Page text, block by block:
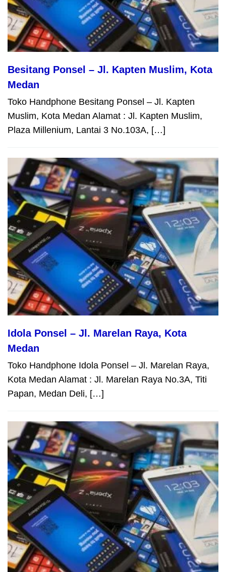
Besitang Ponsel – Jl. Kapten Muslim, Kota
Medan
Toko Handphone Besitang Ponsel – Jl. Kapten
Muslim, Kota Medan Alamat : Jl. Kapten Muslim,
Plaza Millenium, Lantai 3 No.103A, […]
Idola Ponsel – Jl. Marelan Raya, Kota
Medan
Toko Handphone Idola Ponsel – Jl. Marelan Raya,
Kota Medan Alamat : Jl. Marelan Raya No.3A, Titi
Papan, Medan Deli, […]